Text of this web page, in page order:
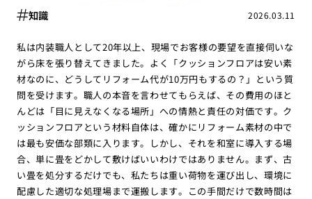
2026.03.11
知識
私は内装職人として20年以上、現場でお客様の要望を直接伺いな
がら床を張り替えてきました。よく「クッションフロアは安い素
材なのに、どうしてリフォーム代が10万円もするの？」という質
問を受けます。職人の本音を言わせてもらえば、その費用のほと
んどは「目に見えなくなる場所」への情熱と責任の対価です。ク
ッションフロアという材料自体は、確かにリフォーム素材の中で
は最も安価な部類に入ります。しかし、それを和室に導入する場
合、単に畳をどかして敷けばいいわけではありません。まず、古
い畳を処分するだけでも、私たちは重い荷物を運び出し、環境に
配慮した適切な処理場まで運搬します。この手間だけで数時間は